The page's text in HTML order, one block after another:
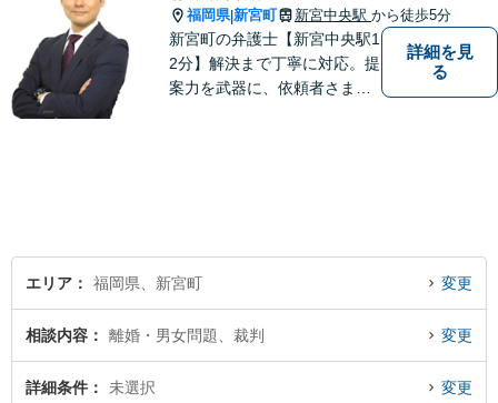
福岡県|新宮町 新宮中央駅 から徒歩5分
新宮町の弁護士【新宮中央駅1
2分】解決まで丁寧に対応。提
案力を武器に、依頼者さまの
詳細を見
る
エリア 福岡県、新宮町 変更
相談内容 離婚・男女問題、裁判 変更
詳細条件 未選択 変更